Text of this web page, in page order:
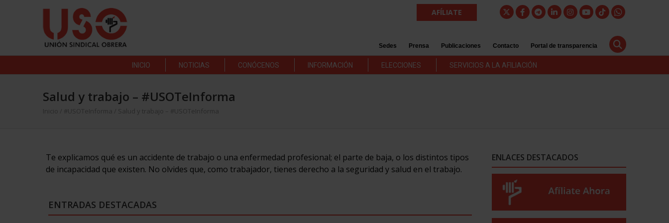
AFÍLIATE
Sedes Prensa Publicaciones Contacto Portal de transparencia
INICIO NOTICIAS CONÓCENOS INFORMACIÓN ELECCIONES SERVICIOS A LA AFILIACIÓN
Salud y trabajo – #USOTeInforma
Inicio #USOTeInforma Salud y trabajo – #USOTeInforma
Te explicamos qué es un accidente de trabajo o una enfermedad profesional; el parte de baja, o los distintos tipos
de incapacidad que existen. No olvides que, como trabajador, tienes derecho a la seguridad y salud en el trabajo.
ENTRADAS DESTACADAS
ENLACES DESTACADOS